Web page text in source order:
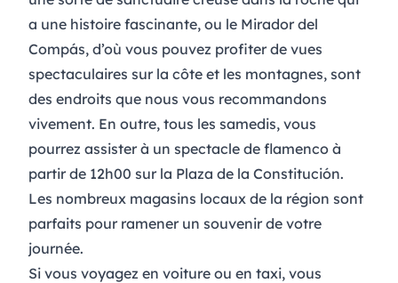
a une histoire fascinante, ou le Mirador del
Compás, d’où vous pouvez profiter de vues
spectaculaires sur la côte et les montagnes, sont
des endroits que nous vous recommandons
vivement. En outre, tous les samedis, vous
pourrez assister à un spectacle de flamenco à
partir de 12h00 sur la Plaza de la Constitución.
Les nombreux magasins locaux de la région sont
parfaits pour ramener un souvenir de votre
journée.
Si vous voyagez en voiture ou en taxi, vous